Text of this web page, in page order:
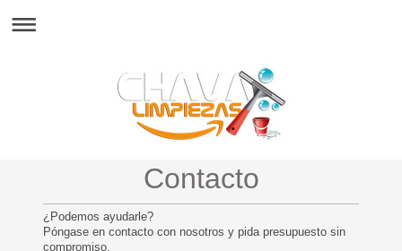
Contacto
¿Podemos ayudarle?
Póngase en contacto con nosotros y pida presupuesto sin
compromiso.